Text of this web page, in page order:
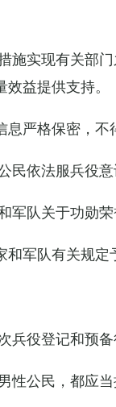
实现有关部门
益提供支持。
严格保密，不
依法服兵役
队关于功勋荣
军队有关规定
役登记和预备
公民，都应